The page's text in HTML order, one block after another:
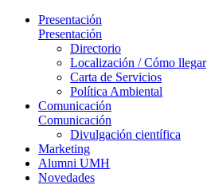
Presentación
Presentación
Directorio
Localización / Cómo llegar
Carta de Servicios
Política Ambiental
Comunicación
Comunicación
Divulgación científica
Marketing
Alumni UMH
Novedades